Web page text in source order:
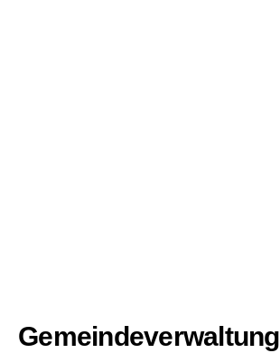
Gemeindeverwaltung